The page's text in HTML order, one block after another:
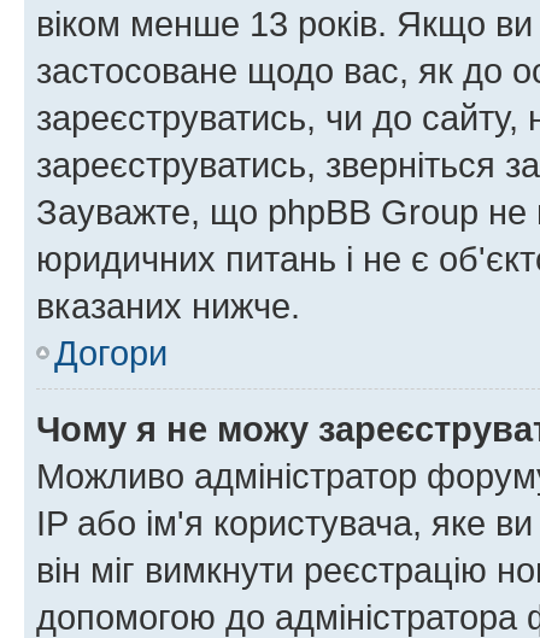
віком менше 13 років. Якщо
застосоване щодо вас, як до
зареєструватись, чи до
зареєструватись, зверніться
Зауважте, що phpBB Group не
юридичних питань і не є
вказаних нижче.
Догори
Чому я не можу
Можливо адміністратор
IP або ім'я користувача, яке
він міг вимкнути реєстрацію
допомогою до адміністратора